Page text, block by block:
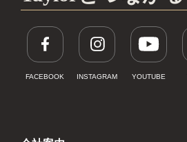
FACEBOOK INSTAGRAM YOUTUBE